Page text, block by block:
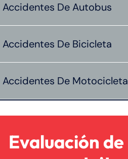
Accidentes De Autobus
Accidentes De Bicicleta
Accidentes De Motocicleta
Lesión catastrófica
Lesiones Personales
Evaluación de